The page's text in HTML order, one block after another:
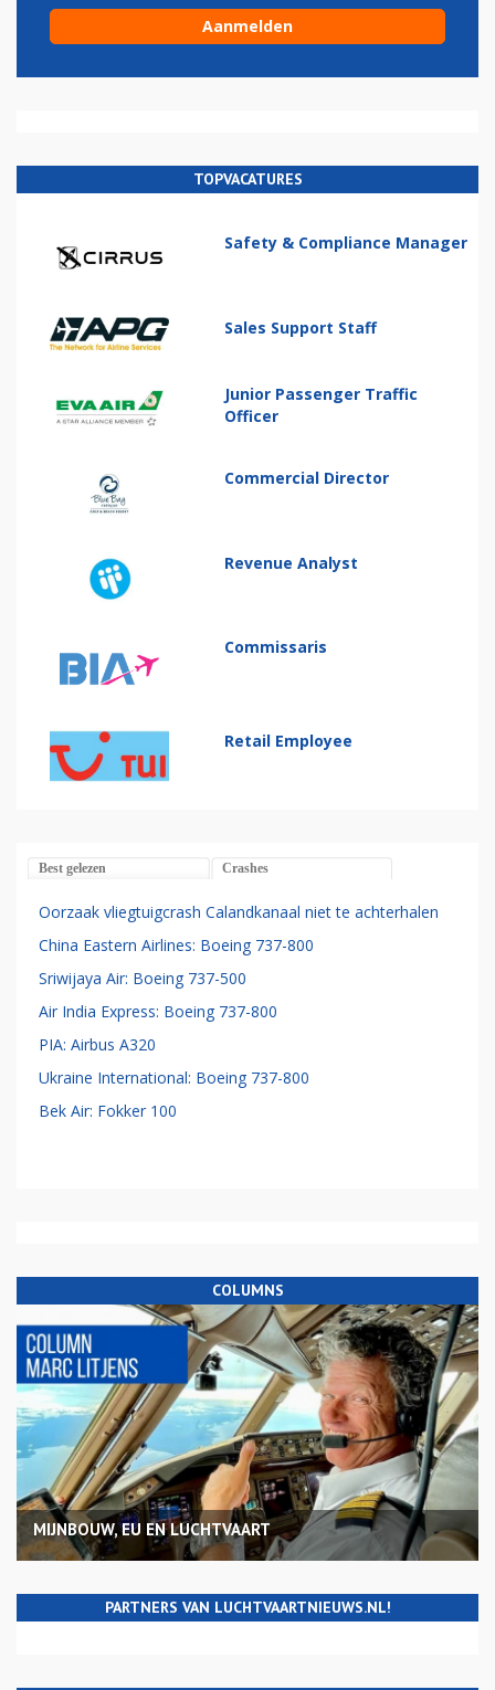
TOPVACATURES
Safety & Compliance Manager
Sales Support Staff
Junior Passenger Traffic
Officer
Commercial Director
Revenue Analyst
Commissaris
Retail Employee
Best gelezen Crashes
Oorzaak vliegtuigcrash Calandkanaal niet te achterhalen
China Eastern Airlines: Boeing 737-800
Sriwijaya Air: Boeing 737-500
Air India Express: Boeing 737-800
PIA: Airbus A320
Ukraine International: Boeing 737-800
Bek Air: Fokker 100
COLUMNS
MIJNBOUW, EU EN LUCHTVAART
PARTNERS VAN LUCHTVAARTNIEUWS.NL!